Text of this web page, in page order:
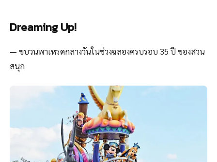
Dreaming Up!
— ขบวนพาเหรดกลางวันในช่วงฉลองครบรอบ 35 ปี ของสวน
สนุก